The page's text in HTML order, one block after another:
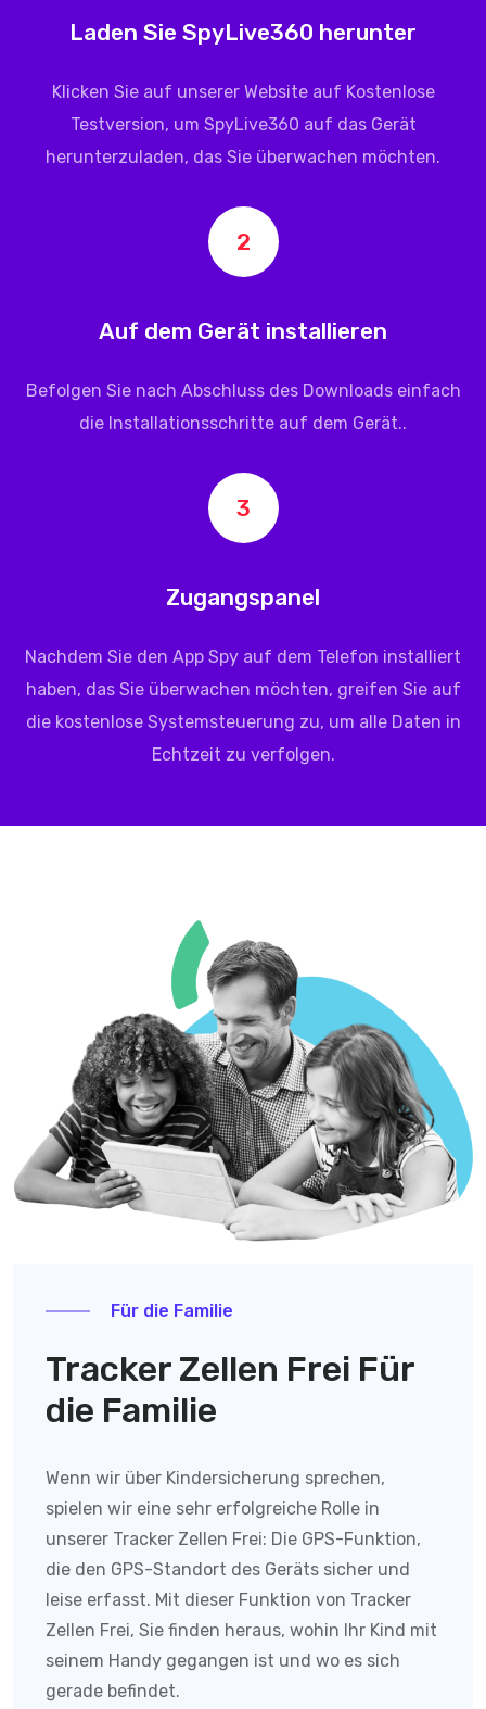
Laden Sie SpyLive360 herunter
Klicken Sie auf unserer Website auf Kostenlose
Testversion, um SpyLive360 auf das Gerät
herunterzuladen, das Sie überwachen möchten.
2
Auf dem Gerät installieren
Befolgen Sie nach Abschluss des Downloads einfach
die Installationsschritte auf dem Gerät..
3
Zugangspanel
Nachdem Sie den App Spy auf dem Telefon installiert
haben, das Sie überwachen möchten, greifen Sie auf
die kostenlose Systemsteuerung zu, um alle Daten in
Echtzeit zu verfolgen.
Für die Familie
Tracker Zellen Frei Für
die Familie
Wenn wir über Kindersicherung sprechen,
spielen wir eine sehr erfolgreiche Rolle in
unserer Tracker Zellen Frei: Die GPS-Funktion,
die den GPS-Standort des Geräts sicher und
leise erfasst. Mit dieser Funktion von Tracker
Zellen Frei, Sie finden heraus, wohin Ihr Kind mit
seinem Handy gegangen ist und wo es sich
gerade befindet.